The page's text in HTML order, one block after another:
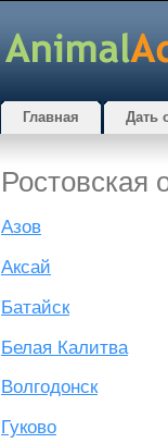
Главная Дать
Ростовская
Азов
Аксай
Батайск
Белая Калитва
Волгодонск
Гуково